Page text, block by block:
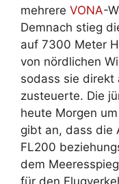
mehrere VONA-
Demnach stieg
auf 7300 Meter
von nördlichen
sodass sie direkt
zusteuerte. Die
heute Morgen
gibt an, dass die
FL200
dem